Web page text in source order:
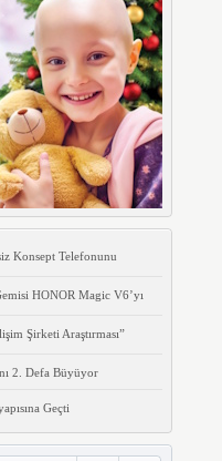
Konsept Telefonunu
HONOR Magic V6’yı
Şirketi Araştırması”
2. Defa Büyüyor
Geçti